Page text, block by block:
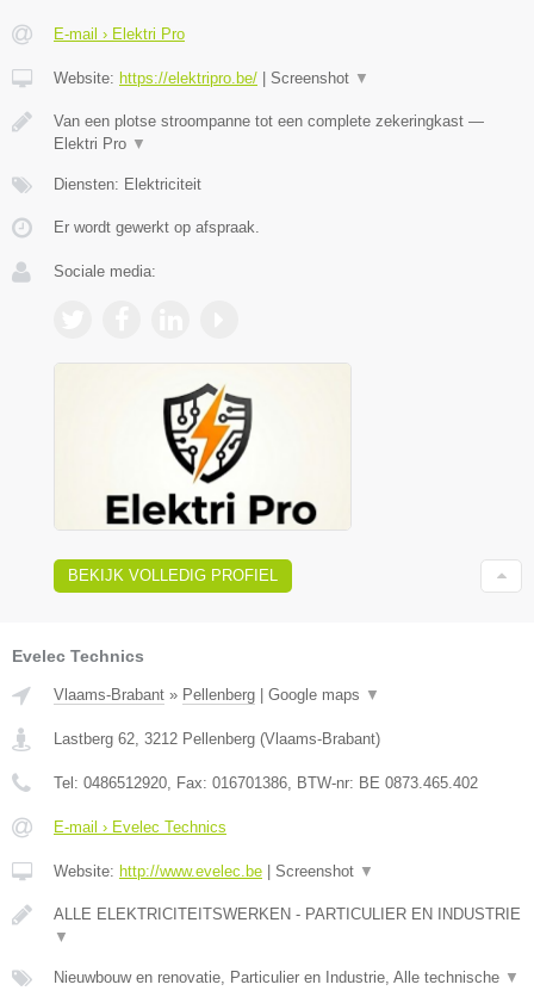
E-mail › Elektri Pro
Website: https://elektripro.be/ Screenshot ▼
Van een plotse stroompanne tot een complete zekeringkast —
Elektri Pro ▼
Diensten: Elektriciteit
Er wordt gewerkt op afspraak.
Sociale media:
BEKIJK VOLLEDIG PROFIEL
Evelec Technics
Vlaams-Brabant » Pellenberg Google maps ▼
Lastberg 62 3212 Pellenberg (Vlaams-Brabant)
Tel: 0486512920 , Fax: 016701386 , BTW-nr: BE 0873.465.402
E-mail › Evelec Technics
Website: http://www.evelec.be Screenshot ▼
ALLE ELEKTRICITEITSWERKEN - PARTICULIER EN INDUSTRIE
▼
Nieuwbouw en renovatie, Particulier en Industrie, Alle technische ▼